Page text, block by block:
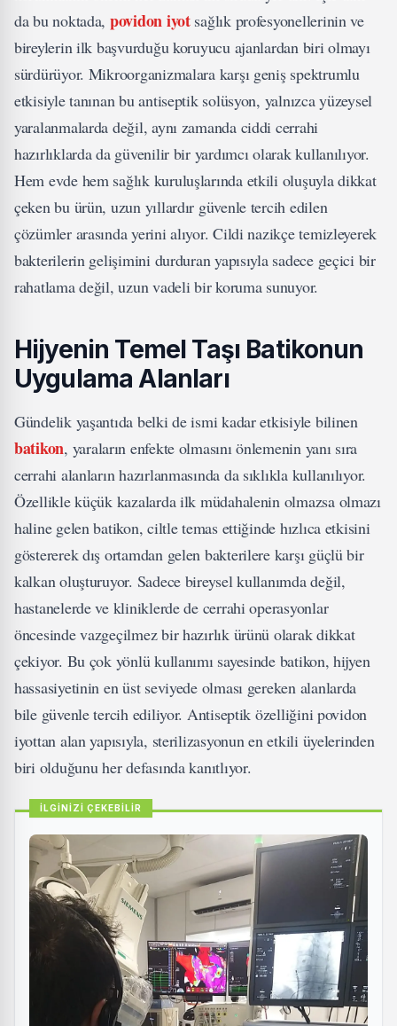
da bu noktada, povidon iyotsağlık profesyonellerinin ve
bireylerin ilk başvurduğu koruyucu ajanlardan biri olmayı
sürdürüyor. Mikroorganizmalara karşı geniş spektrumlu
etkisiyle tanınan bu antiseptik solüsyon, yalnızca yüzeysel
yaralanmalarda değil, aynı zamanda ciddi cerrahi
hazırlıklarda da güvenilir bir yardımcı olarak kullanılıyor.
Hem evde hem sağlık kuruluşlarında etkili oluşuyla dikkat
çeken bu ürün, uzun yıllardır güvenle tercih edilen
çözümler arasında yerini alıyor. Cildi nazikçe temizleyerek
bakterilerin gelişimini durduran yapısıyla sadece geçici bir
rahatlama değil, uzun vadeli bir koruma sunuyor.
Hijyenin Temel Taşı Batikonun
Uygulama Alanları
Gündelik yaşantıda belki de ismi kadar etkisiyle bilinen
batikon, yaraların enfekte olmasını önlemenin yanı sıra
cerrahi alanların hazırlanmasında da sıklıkla kullanılıyor.
Özellikle küçük kazalarda ilk müdahalenin olmazsa olmazı
haline gelen batikon, ciltle temas ettiğinde hızlıca etkisini
göstererek dış ortamdan gelen bakterilere karşı güçlü bir
kalkan oluşturuyor. Sadece bireysel kullanımda değil,
hastanelerde ve kliniklerde de cerrahi operasyonlar
öncesinde vazgeçilmez bir hazırlık ürünü olarak dikkat
çekiyor. Bu çok yönlü kullanımı sayesinde batikon, hijyen
hassasiyetinin en üst seviyede olması gereken alanlarda
bile güvenle tercih ediliyor. Antiseptik özelliğini povidon
iyottan alan yapısıyla, sterilizasyonun en etkili üyelerinden
biri olduğunu her defasında kanıtlıyor.
İLGİNİZİ ÇEKEBİLİR